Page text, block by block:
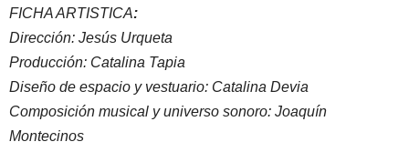
FICHA ARTISTICA:
Dirección: Jesús Urqueta
Producción: Catalina Tapia
Diseño de espacio y vestuario: Catalina Devia
Composición musical y universo sonoro: Joaquín
Montecinos